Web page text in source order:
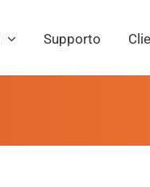
Supporto